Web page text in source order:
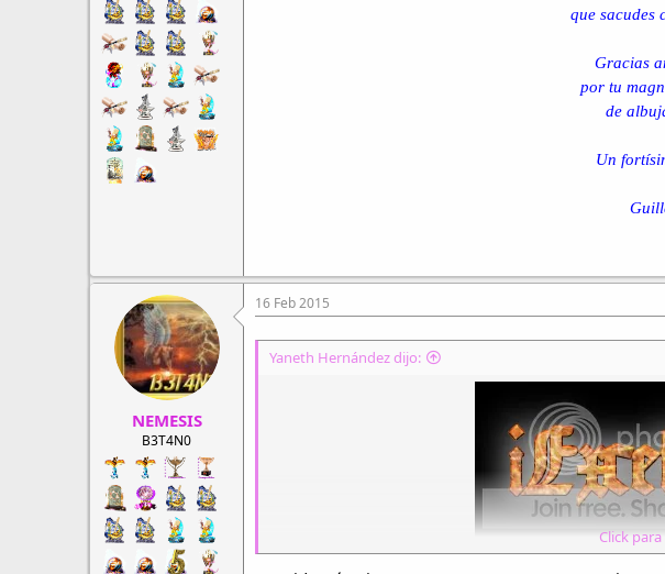
Sentido
se mezcla con las
turbada en sus
Aullido de
Terminan las
se burlan de los días
¿Y qué del puro
¿En dónde están los
Padece con
aquella sensación de
B3T4N0...Abrigo mi
que sacudes
Gracias
por tu
de
Un
NEMESIS
B3T4N0
16 Feb 2015
Yaneth Hernández dijo:
Click